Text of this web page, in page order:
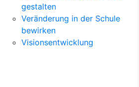
gestalten
Veränderung in der Schule
bewirken
Visionsentwicklung